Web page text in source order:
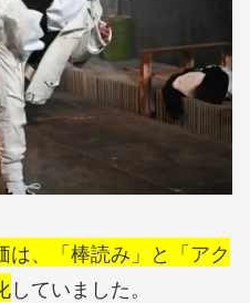
は、「棒読み」と「アク
していました。